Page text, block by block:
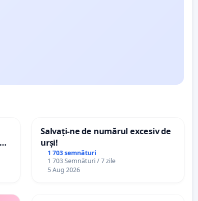
Salvați-ne de numărul excesiv de
urși!
1 703 semnături
1 703 Semnături / 7 zile
5 Aug 2026